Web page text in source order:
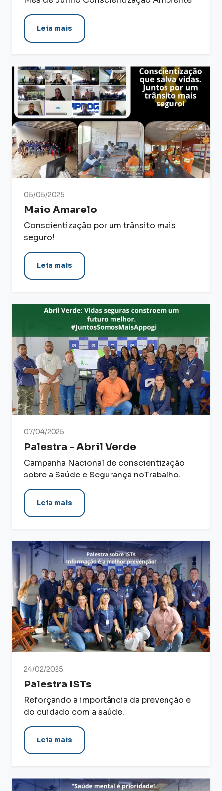
Leia mais
05/05/2025
Maio Amarelo
Conscientização por um trânsito mais
seguro!
Leia mais
07/04/2025
Palestra - Abril Verde
Campanha Nacional de conscientização
sobre a Saúde e Segurança noTrabalho.
Leia mais
24/02/2025
Palestra ISTs
Reforçando a importância da prevenção e
do cuidado com a saúde.
Leia mais